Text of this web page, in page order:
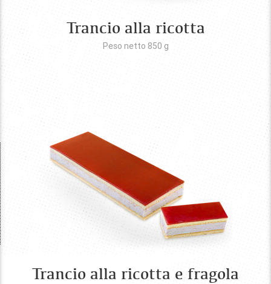
Trancio alla ricotta
Peso netto 850 g
Trancio alla ricotta e fragola